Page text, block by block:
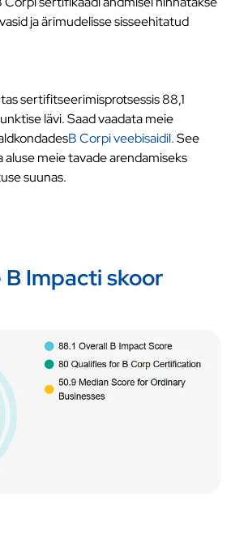
ja ärimudelisse sisseehitatud
sertifitseerimisprotsessis 88,1
lävi. Saad vaadata meie
B Corpi veebisaidil.See
meie tavade arendamiseks
suunas.
B Impacti skoor